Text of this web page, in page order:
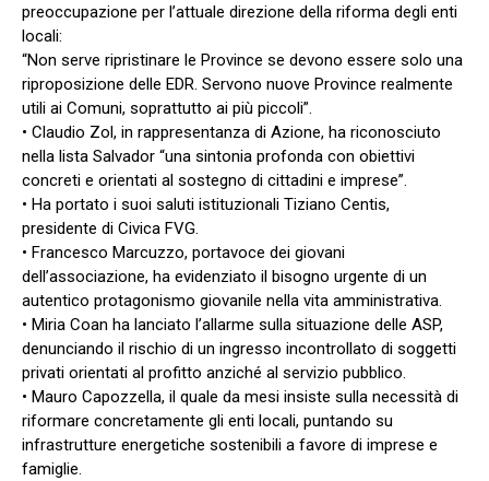
preoccupazione per l’attuale direzione della riforma degli enti
locali:
“Non serve ripristinare le Province se devono essere solo una
riproposizione delle EDR. Servono nuove Province realmente
utili ai Comuni, soprattutto ai più piccoli”.
• Claudio Zol, in rappresentanza di Azione, ha riconosciuto
nella lista Salvador “una sintonia profonda con obiettivi
concreti e orientati al sostegno di cittadini e imprese”.
• Ha portato i suoi saluti istituzionali Tiziano Centis,
presidente di Civica FVG.
• Francesco Marcuzzo, portavoce dei giovani
dell’associazione, ha evidenziato il bisogno urgente di un
autentico protagonismo giovanile nella vita amministrativa.
• Miria Coan ha lanciato l’allarme sulla situazione delle ASP,
denunciando il rischio di un ingresso incontrollato di soggetti
privati orientati al profitto anziché al servizio pubblico.
• Mauro Capozzella, il quale da mesi insiste sulla necessità di
riformare concretamente gli enti locali, puntando su
infrastrutture energetiche sostenibili a favore di imprese e
famiglie.